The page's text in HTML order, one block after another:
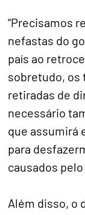
“Precisamos
nefastas do
país ao
sobretudo, os
retiradas de
necessário
que assumirá
para
causados pelo
Além disso, o